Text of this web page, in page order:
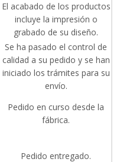
El acabado de los productos
incluye la impresión o
grabado de su diseño.
Se ha pasado el control de
calidad a su pedido y se han
iniciado los trámites para su
envío.
Pedido en curso desde la
fábrica.
Pedido entregado.